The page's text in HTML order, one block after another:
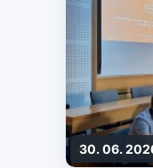
30. 06.